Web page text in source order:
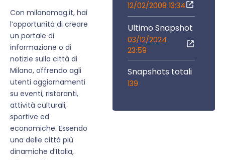
Con milanomag.it, hai
l’opportunità di creare
un portale di
informazione o di
notizie sulla città di
Milano, offrendo agli
utenti aggiornamenti
su eventi, ristoranti,
attività culturali,
sportive ed
economiche. Essendo
una delle città più
dinamiche d’Italia,
12/02/2008 13:34
Ultimo Snapshot
03/12/2024
23:59
Snapshots totali
139